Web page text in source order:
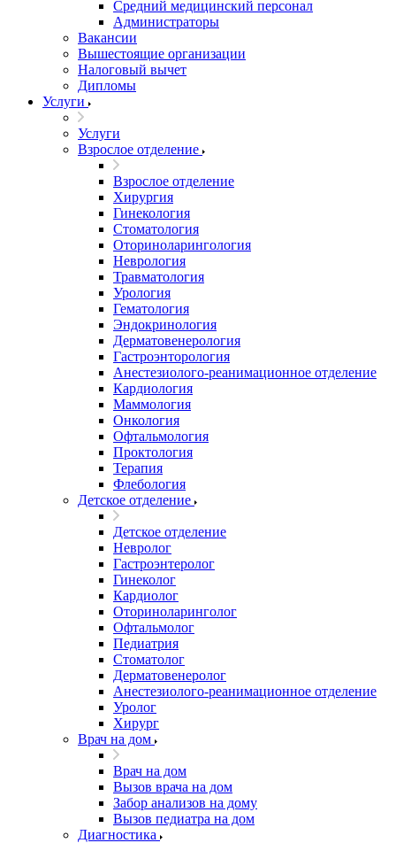
Средний медицинский персонал
Администраторы
Вакансии
Вышестоящие организации
Налоговый вычет
Дипломы
Услуги
Услуги
Взрослое отделение
Взрослое отделение
Хирургия
Гинекология
Стоматология
Оториноларингология
Неврология
Травматология
Урология
Гематология
Эндокринология
Дерматовенерология
Гастроэнторология
Анестезиолого-реанимационное отделение
Кардиология
Маммология
Онкология
Офтальмология
Проктология
Терапия
Флебология
Детское отделение
Детское отделение
Невролог
Гастроэнтеролог
Гинеколог
Кардиолог
Оториноларинголог
Офтальмолог
Педиатрия
Стоматолог
Дерматовенеролог
Анестезиолого-реанимационное отделение
Уролог
Хирург
Врач на дом
Врач на дом
Вызов врача на дом
Забор анализов на дому
Вызов педиатра на дом
Диагностика